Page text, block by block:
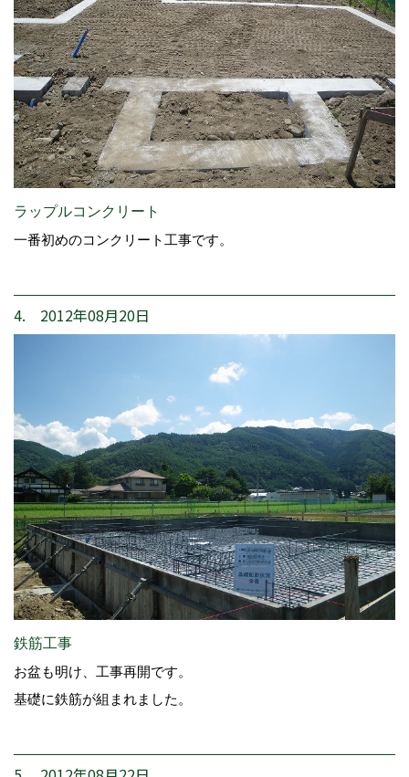
ラップルコンクリート
一番初めのコンクリート工事です。
4. 2012年08月20日
鉄筋工事
お盆も明け、工事再開です。
基礎に鉄筋が組まれました。